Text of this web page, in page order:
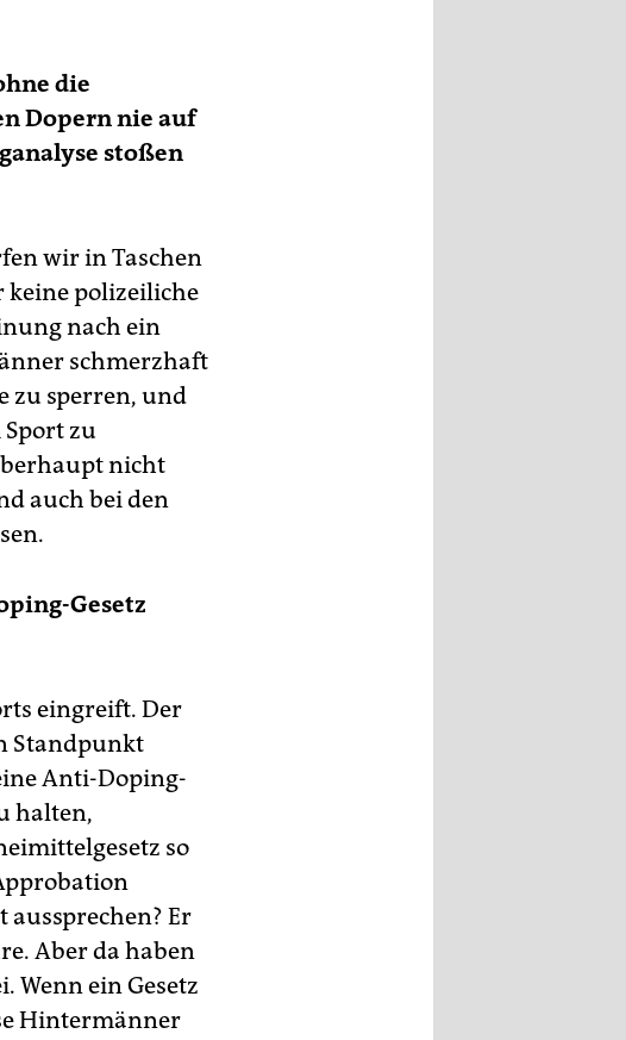
die
Dopern nie auf
stoßen
wir in Taschen
keine polizeiliche
nach ein
schmerzhaft
zu sperren, und
zu
nicht
auch bei den
Gesetz
eingreift. Der
Standpunkt
Anti-Doping-
halten,
so
Er
Aber da haben
Wenn ein Gesetz
Hintermänner